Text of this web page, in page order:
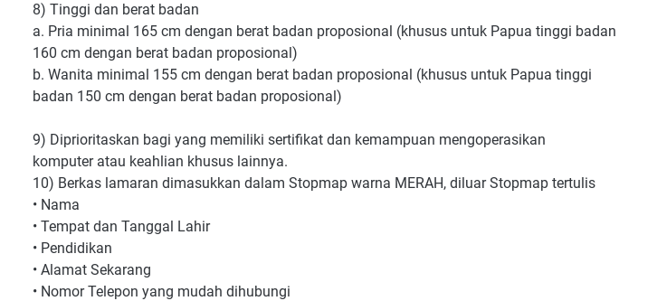
8) Tinggi dan berat badan
a. Pria minimal 165 cm dengan berat badan proposional (khusus untuk Papua tinggi badan
160 cm dengan berat badan proposional)
b. Wanita minimal 155 cm dengan berat badan proposional (khusus untuk Papua tinggi
badan 150 cm dengan berat badan proposional)
9) Diprioritaskan bagi yang memiliki sertifikat dan kemampuan mengoperasikan
komputer atau keahlian khusus lainnya.
10) Berkas lamaran dimasukkan dalam Stopmap warna MERAH, diluar Stopmap tertulis
• Nama
• Tempat dan Tanggal Lahir
• Pendidikan
• Alamat Sekarang
• Nomor Telepon yang mudah dihubungi